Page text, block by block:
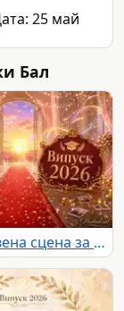
25 май
Бал
Тържествена сцена за Випуск 2026 с червен килим, златна украса и залез